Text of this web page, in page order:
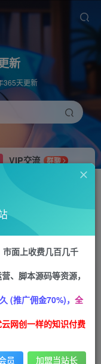
新
365天更新
VIP交流
群聊
研究探讨更多创业项目路子。
推荐
提升+商业机会
关注 私信
面上收费几百几千
、脚本源码等资源，
(推广佣金70%)， 全
网创一样的知识付费
员 加盟当站长